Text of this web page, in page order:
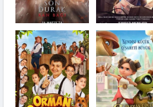
Haydi Tut Elimi
Örümcek-Adam